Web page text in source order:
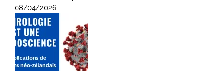
08/04/2026